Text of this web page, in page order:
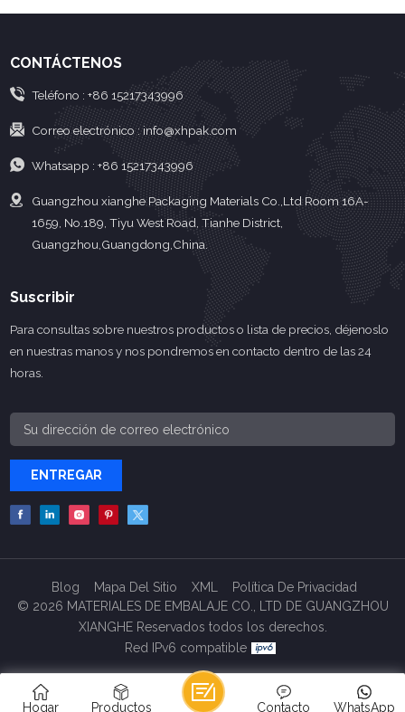
CONTÁCTENOS
Teléfono : +86 15217343996
Correo electrónico :info@xhpak.com
Whatsapp : +86 15217343996
Guangzhou xianghe Packaging Materials Co.,Ltd Room 16A-
1659, No.189, Tiyu West Road, Tianhe District,
Guangzhou,Guangdong,China.
Suscribir
Para consultas sobre nuestros productos o lista de precios, déjenoslo
en nuestras manos y nos pondremos en contacto dentro de las 24
horas.
ENTREGAR
Blog Mapa Del Sitio XML
Política De Privacidad
© 2026 MATERIALES DE EMBALAJE CO., LTD DE GUANGZHOU
XIANGHE Reservados todos los derechos.
Red IPv6 compatible
Hogar Productos WhatsApp
Contacto